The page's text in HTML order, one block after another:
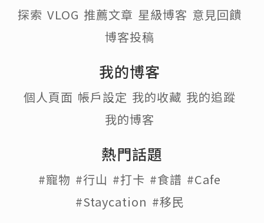
探索 VLOG 推薦文章 星級博客 意見回饋
博客投稿
我的博客
個人頁面 帳戶設定 我的收藏 我的追蹤
我的博客
熱門話題
#寵物 #行山 #打卡 #食譜 #Cafe
#Staycation #移民